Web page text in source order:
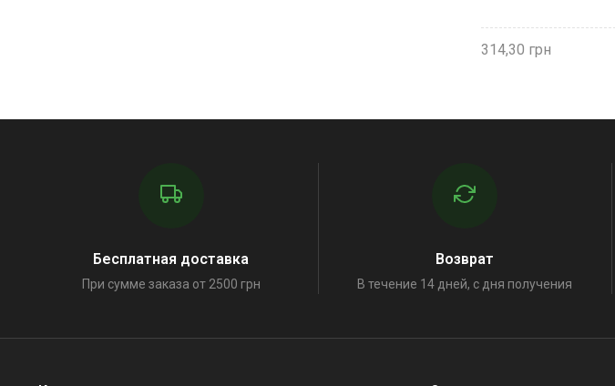
314,30
Бесплатная доставка
При сумме заказа от 2500 грн
Возврат
В течение 14 дней, с дня получения